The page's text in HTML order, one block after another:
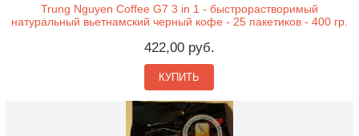
Trung Nguyen Coffee G7 3 in 1 - быстрорастворимый
натуральный вьетнамский черный кофе - 25 пакетиков - 400 гр.
422,00 руб.
КУПИТЬ